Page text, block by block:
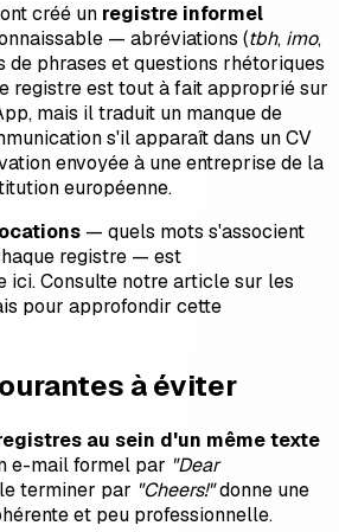
créé un registre informel
— abréviations (tbh, imo,
de phrases et questions rhétoriques
registre est tout à fait approprié sur
mais il traduit un manque de
s'il apparaît dans un CV
envoyée à une entreprise de la
européenne.
— quels mots s'associent
registre — est
ici. Consulte notre article sur les
pour approfondir cette
à éviter
au sein d'un même texte
e-mail formel par "Dear
terminer par "Cheers!"donne une
et peu professionnelle.